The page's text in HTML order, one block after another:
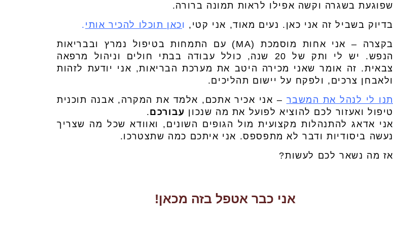
שפוגעת בשגרה וקשה אפילו לראות תמונה ברורה.
בדיוק בשביל זה אני כאן. נעים מאוד, אני קטי, וכאן תוכלו להכיר אותי .
בקצרה – אני אחות מוסמכת (MA) עם התמחות בטיפול נמרץ ובבריאות
הנפש. יש לי ותק של 20 שנה, כולל עבודה בבתי חולים וניהול מרפאה
צבאית. זה אומר שאני מכירה היטב את מערכת הבריאות, אני יודעת לזהות
ולאבחן צרכים, ולפקח על יישום תהליכים.
תנו לי לנהל את המשבר – אני אכיר אתכם, אלמד את המקרה, אבנה תוכנית
טיפול ואעזור לכם להוציא לפועל את מה שנכון עבורכם.
אני אדאג להתנהלות מקצועית מול הגופים השונים, ואוודא שכל מה שצריך
נעשה ביסודיות ודבר לא מתפספס. אני איתכם כמה שתצטרכו.
אז מה נשאר לכם לעשות?
אני כבר אטפל בזה מכאן!